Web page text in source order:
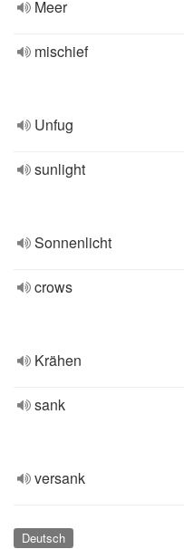
Meer
mischief
Unfug
sunlight
Sonnenlicht
crows
Krähen
sank
versank
Deutsch